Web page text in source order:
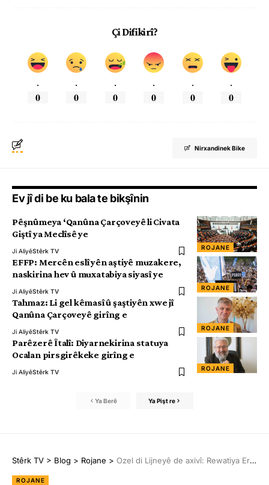
Çi Difikirî?
.
0
.
0
.
0
.
0
.
0
.
0
Nirxandinek Bike
Ev jî di be ku bala te bikşînin
ROJANE
Pêşnûmeya ‘Qanûna Çarçoveyê li Civata
Giştî ya Meclîsê ye
Ji AliyêStêrk TV
ROJANE
EFFP: Mercên eslî yên aştiyê muzakere,
naskirina hev û muxatabiya siyasî ye
Ji AliyêStêrk TV
ROJANE
Tahmaz: Li gel kêmasî û şaştiyên xwe jî
Qanûna Çarçoveyê girîng e
Ji AliyêStêrk TV
ROJANE
Parêzerê Îtalî: Diyarnekirina statuya
Ocalan pirsgirêkeke girîng e
Ji AliyêStêrk TV
Ya Berê Ya Pişt re
Stêrk TV > Blog > Rojane > Ozel di Lijneyê de axivî: Rewatiya Erdogan nîne
ROJANE